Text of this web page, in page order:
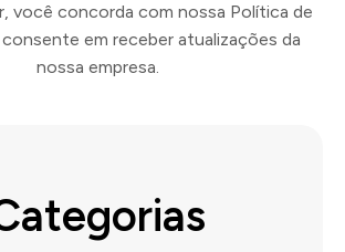
você concorda com nossa Política de
consente em receber atualizações da
nossa empresa.